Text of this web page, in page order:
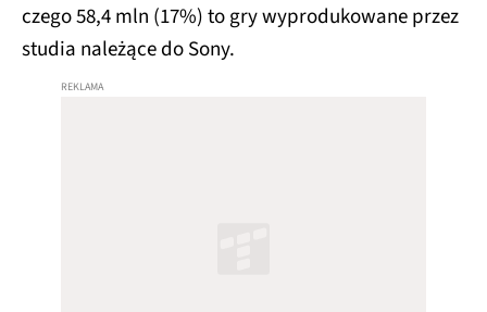
czego 58,4 mln (17%) to gry wyprodukowane przez
studia należące do Sony.